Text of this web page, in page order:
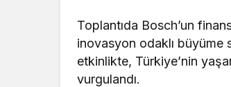
Toplantıda Bosch’un
inovasyon odaklı büyüme
etkinlikte, Türkiye’nin
vurgulandı.